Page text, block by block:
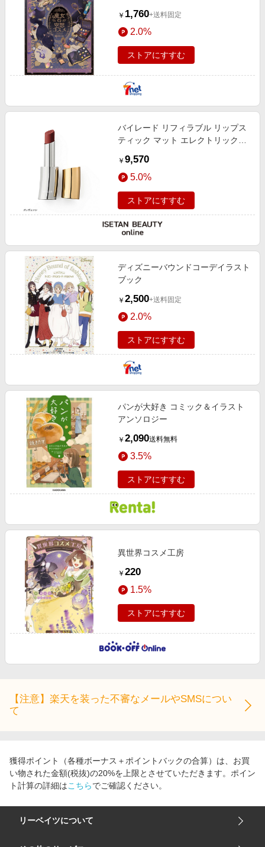
￥ 1,760+送料固定
2.0%
ストアにすすむ
バイレード リフィラブル リップス
ティック マット エレクトリックス
￥ 9,570
5.0%
ストアにすすむ
ディズニーバウンドコーデイラスト
ブック
￥ 2,500+送料固定
2.0%
ストアにすすむ
パンが大好き コミック＆イラスト
アンソロジー
￥ 2,090送料無料
3.5%
ストアにすすむ
異世界コスメ工房
￥ 220
1.5%
ストアにすすむ
【注意】楽天を装った不審なメールやSMSについ
て
獲得ポイント（各種ボーナス＋ポイントバックの合算）は、お買
い物された金額(税抜)の20%を上限とさせていただきます。ポイン
ト計算の詳細はこちらでご確認ください。
リーベイツについて
会社概要